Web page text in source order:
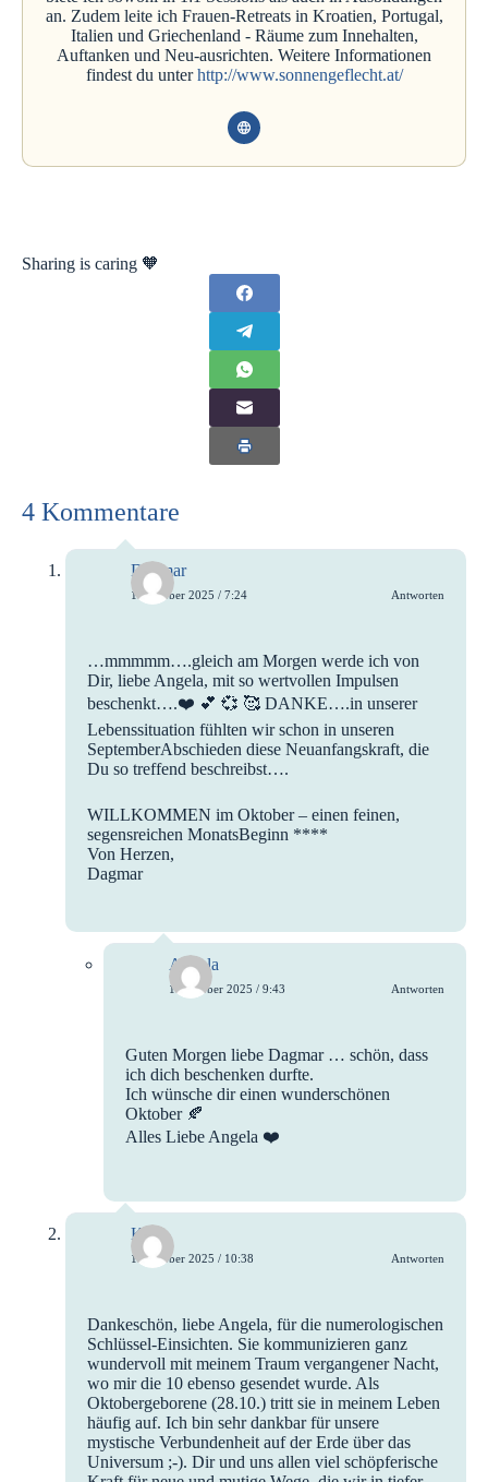
Sharing is caring 🧡
an. Zudem leite ich Frauen-Retreats in Kroatien, Portugal,
Italien und Griechenland - Räume zum Innehalten,
Auftanken und Neu-ausrichten. Weitere Informationen
findest du unterhttp://www.sonnengeflecht.at/
4 Kommentare
Dagmar
1. Oktober 2025 / 7:24 Antworten
…mmmmm….gleich am Morgen werde ich von
Dir, liebe Angela, mit so wertvollen Impulsen
beschenkt….❤️ 💕 💞 🥰 DANKE….in unserer
Lebenssituation fühlten wir schon in unseren
SeptemberAbschieden diese Neuanfangskraft, die
Du so treffend beschreibst….
WILLKOMMEN im Oktober – einen feinen,
segensreichen MonatsBeginn ****
Von Herzen,
Dagmar
Angela
1. Oktober 2025 / 9:43 Antworten
Guten Morgen liebe Dagmar … schön, dass
ich dich beschenken durfte.
Ich wünsche dir einen wunderschönen
Oktober 🍂
Alles Liebe Angela ❤️
Katja
1. Oktober 2025 / 10:38 Antworten
Dankeschön, liebe Angela, für die numerologischen
Schlüssel-Einsichten. Sie kommunizieren ganz
wundervoll mit meinem Traum vergangener Nacht,
wo mir die 10 ebenso gesendet wurde. Als
Oktobergeborene (28.10.) tritt sie in meinem Leben
häufig auf. Ich bin sehr dankbar für unsere
mystische Verbundenheit auf der Erde über das
Universum ;-). Dir und uns allen viel schöpferische